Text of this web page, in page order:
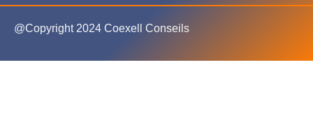
@Copyright 2024 Coexell Conseils